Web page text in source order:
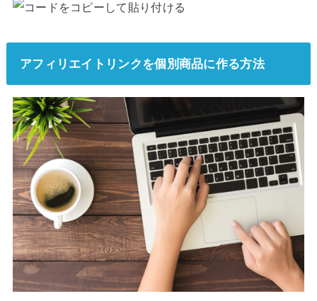
アフィリエイトリンクを個別商品に作る方法